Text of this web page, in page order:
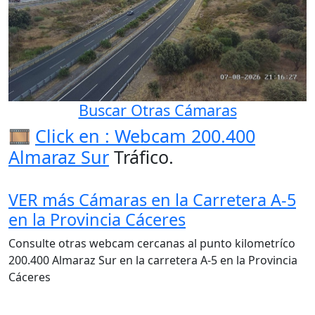
Buscar Otras Cámaras
🎞️ Click en : Webcam 200.400
Almaraz Sur Tráfico.
VER más Cámaras en la Carretera A-5
en la Provincia Cáceres
Consulte otras webcam cercanas al punto kilometríco
200.400 Almaraz Sur en la carretera A-5 en la Provincia
Cáceres